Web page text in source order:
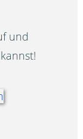
und